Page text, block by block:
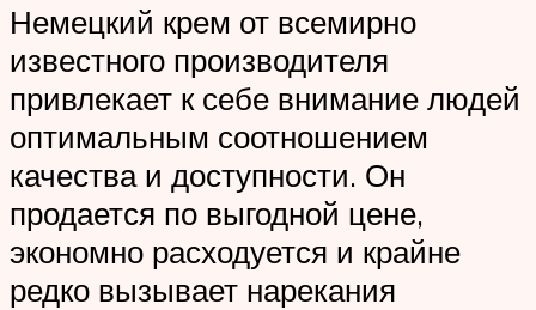
Немецкий крем от всемирно
известного производителя
привлекает к себе внимание людей
оптимальным соотношением
качества и доступности. Он
продается по выгодной цене,
экономно расходуется и крайне
редко вызывает нарекания